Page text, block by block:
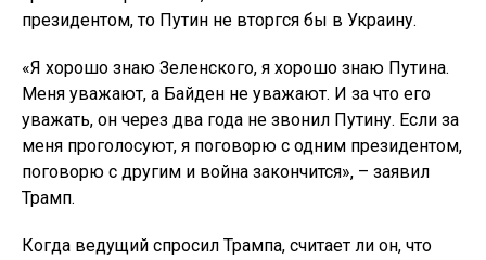
президентом, то Путин не вторгся бы в Украину.
«Я хорошо знаю Зеленского, я хорошо знаю Путина.
Меня уважают, а Байден не уважают. И за что его
уважать, он через два года не звонил Путину. Если за
меня проголосуют, я поговорю с одним президентом,
поговорю с другим и война закончится», – заявил
Трамп.
Когда ведущий спросил Трампа, считает ли он, что